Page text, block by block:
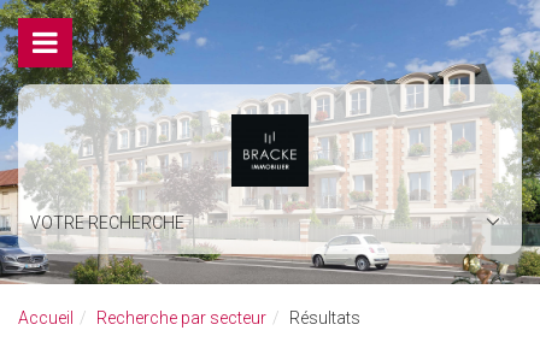
VOTRE RECHERCHE
Accueil Recherche par secteur Résultats